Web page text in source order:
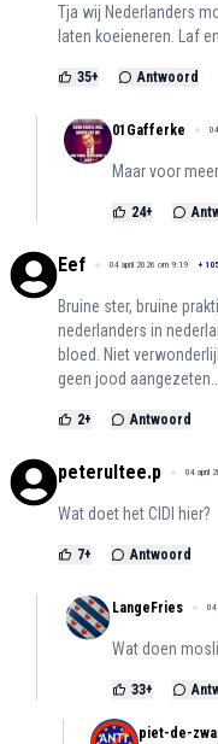
Tja wij Nederlanders
laten koeieneren. Laf
35+ Antwoord
01Gafferke
Maar voor
24+
Eef 04 april 2026 om 9:19 +
Bruine ster, bruine
nederlanders in
bloed. Niet
geen jood aangezeten..
2+ Antwoord
peterultee.p 04 april
Wat doet het CIDI hier?
7+ Antwoord
LangeFries 04
Wat doen
33+
piet-de-